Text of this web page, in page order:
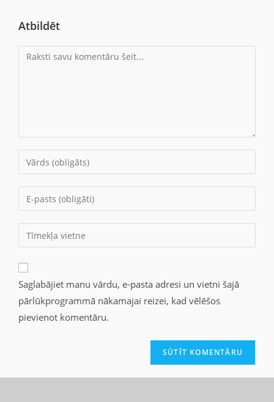
Atbildēt
Saglabājiet manu vārdu, e-pasta adresi un vietni šajā
pārlūkprogrammā nākamajai reizei, kad vēlēšos
pievienot komentāru.